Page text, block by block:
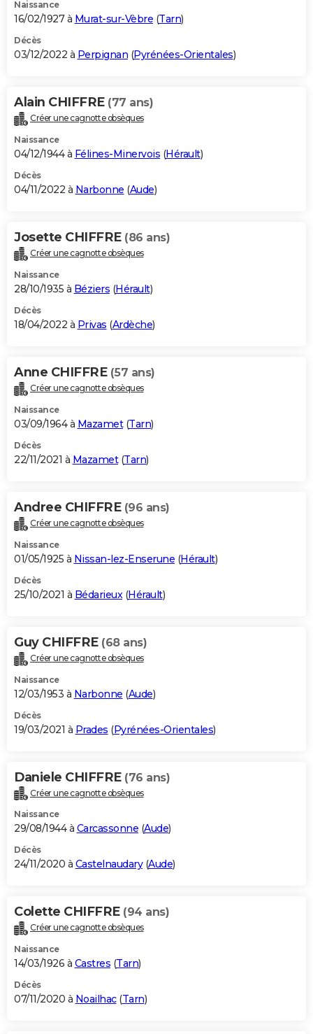
Naissance
16/02/1927 à Murat-sur-Vèbre (Tarn)
Décès
03/12/2022 à Perpignan (Pyrénées-Orientales)
Alain CHIFFRE (77 ans)
Créer une cagnotte obsèques
Naissance
04/12/1944 à Félines-Minervois (Hérault)
Décès
04/11/2022 à Narbonne (Aude)
Josette CHIFFRE (86 ans)
Créer une cagnotte obsèques
Naissance
28/10/1935 à Béziers (Hérault)
Décès
18/04/2022 à Privas (Ardèche)
Anne CHIFFRE (57 ans)
Créer une cagnotte obsèques
Naissance
03/09/1964 à Mazamet(Tarn)
Décès
22/11/2021 à Mazamet(Tarn)
Andree CHIFFRE (96 ans)
Créer une cagnotte obsèques
Naissance
01/05/1925 à Nissan-lez-Enserune (Hérault)
Décès
25/10/2021 à Bédarieux(Hérault)
Guy CHIFFRE (68 ans)
Créer une cagnotte obsèques
Naissance
12/03/1953 à Narbonne (Aude)
Décès
19/03/2021 à Prades (Pyrénées-Orientales)
Daniele CHIFFRE (76 ans)
Créer une cagnotte obsèques
Naissance
29/08/1944 à Carcassonne (Aude)
Décès
24/11/2020 à Castelnaudary(Aude)
Colette CHIFFRE (94 ans)
Créer une cagnotte obsèques
Naissance
14/03/1926 à Castres (Tarn)
Décès
07/11/2020 à Noailhac(Tarn)